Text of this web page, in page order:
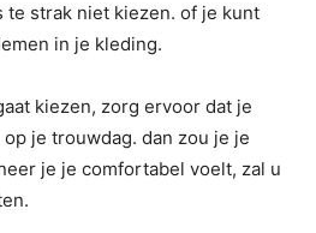
te strak niet kiezen. of je kunt
in je kleding.
kiezen, zorg ervoor dat je
je trouwdag. dan zou je je
je je comfortabel voelt, zal u